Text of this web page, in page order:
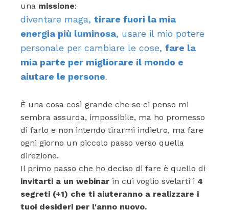
una missione:
diventare maga, tirare fuori la mia
energia più luminosa, usare il mio potere
personale per cambiare le cose, fare la
mia parte per migliorare il mondo e
aiutare le persone.
È una cosa così grande che se ci penso mi
sembra assurda, impossibile, ma ho promesso
di farlo e non intendo tirarmi indietro, ma fare
ogni giorno un piccolo passo verso quella
direzione.
Il primo passo che ho deciso di fare è quello di
invitarti a un webinar in cui voglio svelarti i 4
segreti (+1) che ti aiuteranno a realizzare i
tuoi desideri per l'anno nuovo.